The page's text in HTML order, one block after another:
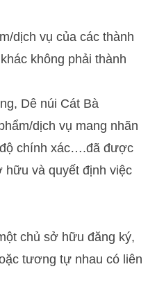
dịch vụ của các thành
không phải thành
Dê núi Cát Bà
dịch vụ mang nhãn
chính xác….đã được
và quyết định việc
chủ sở hữu đăng ký,
tương tự nhau có liên